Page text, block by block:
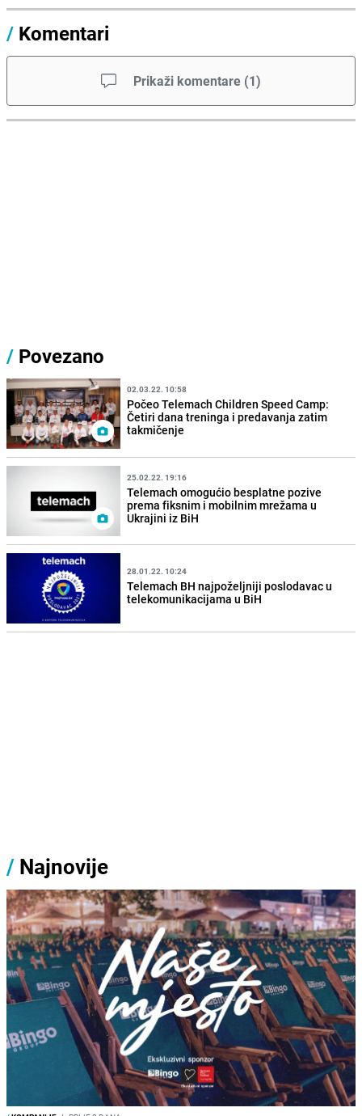
/ Komentari
Prikaži komentare (1)
/ Povezano
02.03.22. 10:58
Počeo Telemach Children Speed Camp:
Četiri dana treninga i predavanja zatim
takmičenje
25.02.22. 19:16
Telemach omogućio besplatne pozive
prema fiksnim i mobilnim mrežama u
Ukrajini iz BiH
28.01.22. 10:24
Telemach BH najpoželjniji poslodavac u
telekomunikacijama u BiH
/ Najnovije